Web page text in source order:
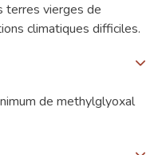
terres vierges de
climatiques difficiles.
de methylglyoxal